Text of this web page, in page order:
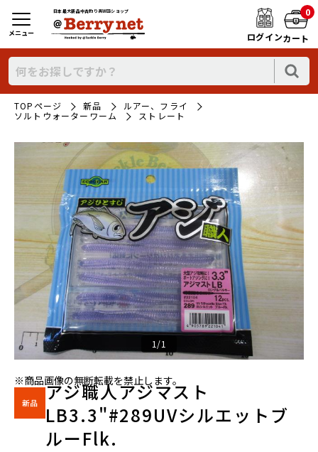
日本最大新品中古釣り具WEBショップ
ログイン
0
カート
メニュー
TOPページ 新品
ルアー、フライ
ソルトウォーターワーム
ストレート
1/1
※商品画像の無断転載を禁止します。
アジ職人アジマスト
LB3.3"#289UVシルエットブ
ルーFlk.